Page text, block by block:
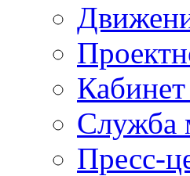
Служба
Пресс-